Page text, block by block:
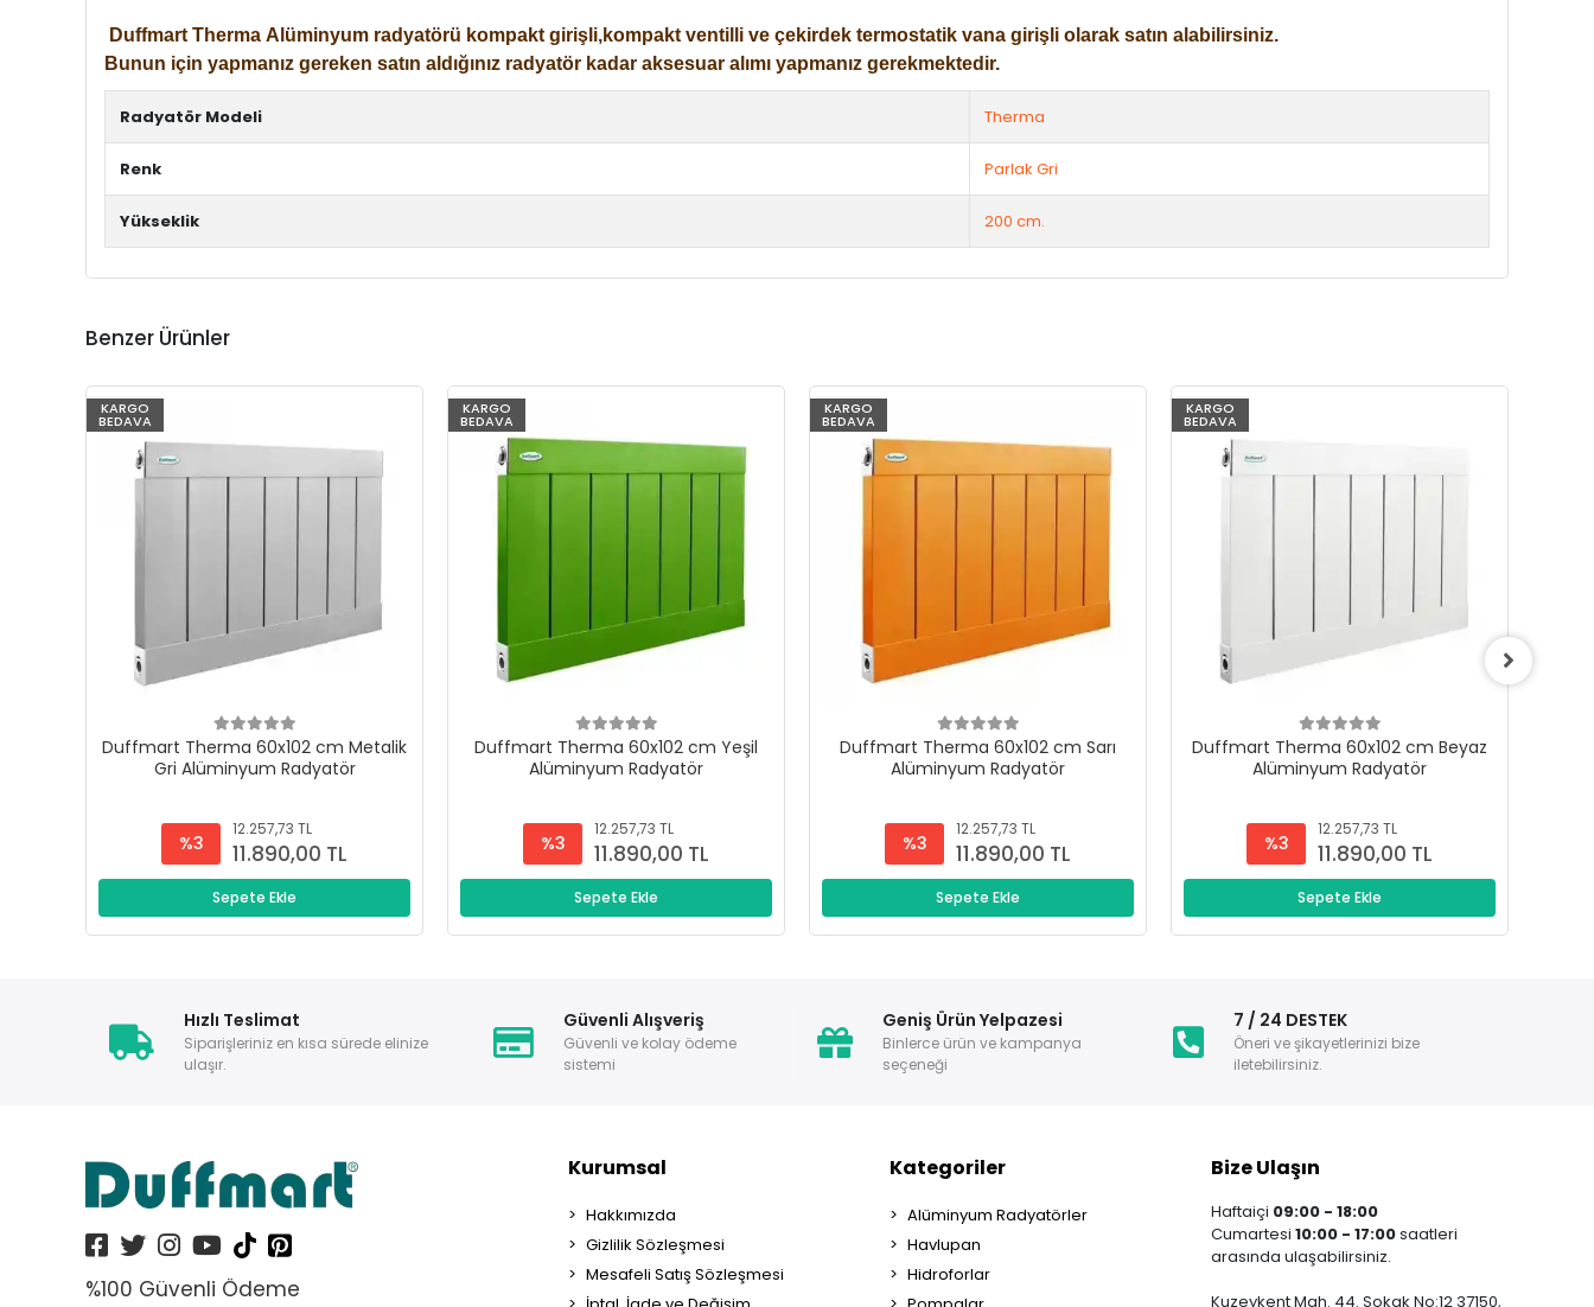
Duffmart Therma Alüminyum radyatörü kompakt girişli,kompakt ventilli ve çekirdek termostatik vana girişli olarak satın alabilirsiniz.
Bunun için yapmanız gereken satın aldığınız radyatör kadar aksesuar alımı yapmanız gerekmektedir.
Radyatör Modeli Therma
Renk Parlak Gri
Yükseklik 200 cm.
Benzer Ürünler
KARGO
BEDAVA
Duffmart Therma 60x102 cm Metalik
Gri Alüminyum Radyatör
%3
12.257,73 TL
11.890,00 TL
Sepete Ekle
KARGO
BEDAVA
Duffmart Therma 60x102 cm Yeşil
Alüminyum Radyatör
%3
12.257,73 TL
11.890,00 TL
Sepete Ekle
KARGO
BEDAVA
Duffmart Therma 60x102 cm Sarı
Alüminyum Radyatör
%3
12.257,73 TL
11.890,00 TL
Sepete Ekle
KARGO
BEDAVA
Duffmart Therma 60x102 cm Beyaz
Alüminyum Radyatör
%3
12.257,73 TL
11.890,00 TL
Sepete Ekle
Hızlı Teslimat
Siparişleriniz en kısa sürede elinize
ulaşır.
Güvenli Alışveriş
Güvenli ve kolay ödeme
sistemi
Geniş Ürün Yelpazesi
Binlerce ürün ve kampanya
seçeneği
7 / 24 DESTEK
Öneri ve şikayetlerinizi bize
iletebilirsiniz.
%100 Güvenli Ödeme
Kurumsal
Hakkımızda
Gizlilik Sözleşmesi
Mesafeli Satış Sözleşmesi
Kategoriler
Alüminyum Radyatörler
Havlupan
Hidroforlar
Bize Ulaşın
Haftaiçi 09:00 - 18:00
Cumartesi 10:00 - 17:00saatleri
arasında ulaşabilirsiniz.
Kuzeykent Mah. 44. Sokak No:12 37150,